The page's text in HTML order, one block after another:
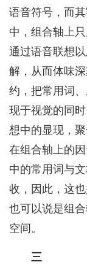
语音符号，而
中，组合轴上
通过语音联想
解，从而体味
约，把常用词
现于视觉的同
想中的显现，
在组合轴上的
中的常用词与
收，因此，这
也可以说是组
空间。
三